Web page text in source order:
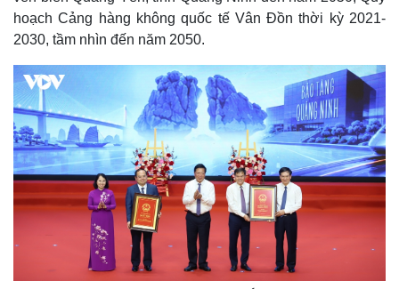
hoạch Cảng hàng không quốc tế Vân Đồn thời kỳ 2021-
2030, tầm nhìn đến năm 2050.